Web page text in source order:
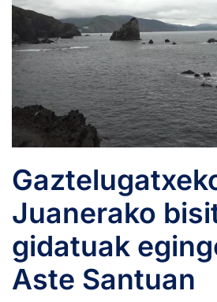
Juanerako
gidatuak
Aste Santuan